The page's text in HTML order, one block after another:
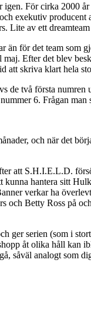
För cirka 2000
exekutiv
Lite av ett
för det team som
Efter det blev
att skriva klart hela
två första
6. Frågan man
och när det
att S.H.I.E.L.D.
hantera sitt
verkar ha
och Betty Ross på
ger serien (som i
åt olika håll kan
såväl analogt som